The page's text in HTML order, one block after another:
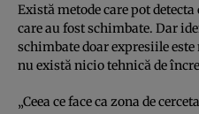
Există metode care pot
care au fost schimbate. Dar
schimbate doar expresiile
nu există nicio tehnică de
„Ceea ce face ca zona de